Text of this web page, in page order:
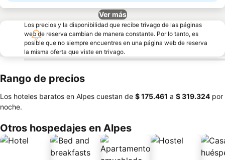
Ver más
Los precios y la disponibilidad que recibe trivago de las páginas
web de reserva cambian de manera constante. Por lo tanto, es
posible que no siempre encuentres en una página web de reserva
la misma oferta que viste en trivago.
Rango de precios
Los hoteles baratos en Alpes cuestan de ‎$ 175.461 a ‎$ 319.324 por
noche.
Otros hospedajes en Alpes